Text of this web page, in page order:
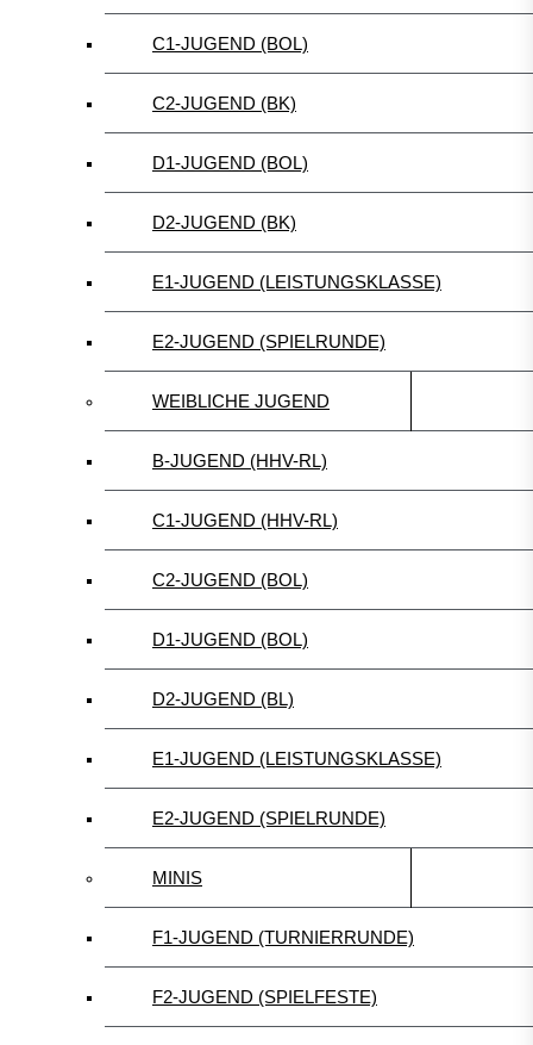
C1-JUGEND (BOL)
C2-JUGEND (BK)
D1-JUGEND (BOL)
D2-JUGEND (BK)
E1-JUGEND (LEISTUNGSKLASSE)
E2-JUGEND (SPIELRUNDE)
WEIBLICHE JUGEND
B-JUGEND (HHV-RL)
C1-JUGEND (HHV-RL)
C2-JUGEND (BOL)
D1-JUGEND (BOL)
D2-JUGEND (BL)
E1-JUGEND (LEISTUNGSKLASSE)
E2-JUGEND (SPIELRUNDE)
MINIS
F1-JUGEND (TURNIERRUNDE)
F2-JUGEND (SPIELFESTE)